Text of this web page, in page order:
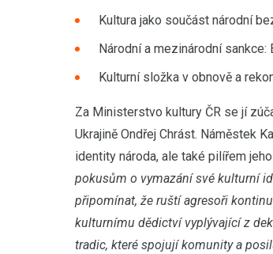
Kultura jako součást národní
Národní a mezinárodní
Kulturní složka v obnově a
Za Ministerstvo kultury ČR se jí
Ukrajině Ondřej Chrást. Náměstek
identity národa, ale také pilířem
pokusům o vymazání své kulturní
připomínat, že ruští agresoři
kulturnímu dědictví vyplývající z
tradic, které spojují komunity a